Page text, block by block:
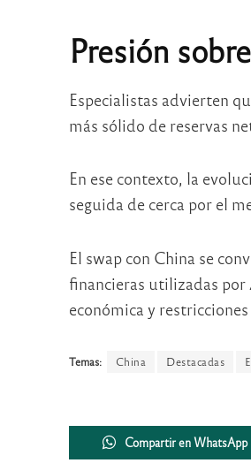
Presión
Especialistas advierten
más sólido de reservas
En ese contexto, la
seguida de cerca por el
El swap con China se
financieras utilizadas
económica y
Temas: China Destacadas
Compartir en WhatsApp